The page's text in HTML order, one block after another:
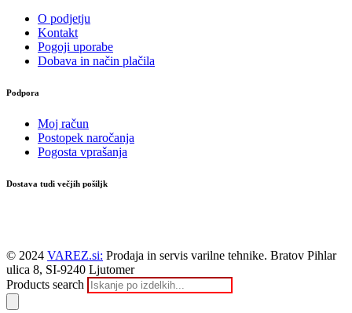
O podjetju
Kontakt
Pogoji uporabe
Dobava in način plačila
Podpora
Moj račun
Postopek naročanja
Pogosta vprašanja
Dostava tudi večjih pošiljk
© 2024 VAREZ.si: Prodaja in servis varilne tehnike. Bratov Pihlar
ulica 8, SI-9240 Ljutomer
Products search